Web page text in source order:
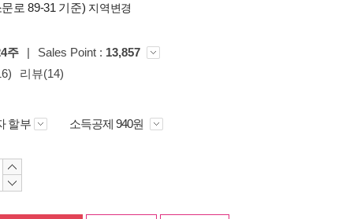
로 89-31 기준) 지역변경
주 | Sales Point : 13,857
리뷰(14)
할부 소득공제 940원